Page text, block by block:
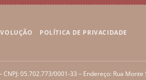
POLÍTICA DE PRIVACIDADE
05.702.773/0001-33 – Endereço: Rua